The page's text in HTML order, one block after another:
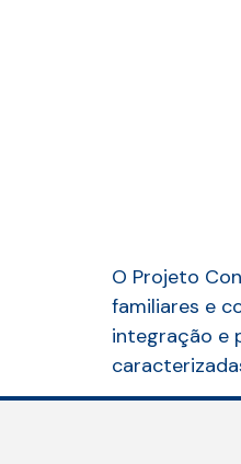
O Projeto
familiares e
integração e